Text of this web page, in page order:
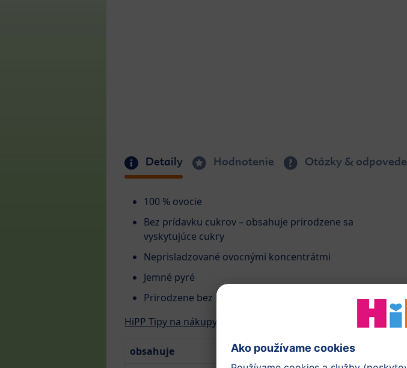
Detaily Hodnotenie Otázky & odpovede
100 % ovocie
Bez prídavku cukrov – obsahuje prirodzene sa
vyskytujúce cukry
Neprisladzované ovocnými koncentrátmi
Jemné pyré
Prirodzene bez lepku
HiPP Tipy na nákupy v EÚ
obsahuje
100g